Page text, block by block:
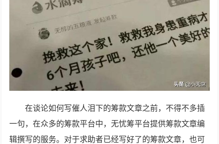
在谈论如何写催人泪下的筹款文章之前，不得不多插
一句，在众多的筹款平台中，无忧筹平台提供筹款文章编
辑撰写的服务。对于求助者已经写好了的筹款文章，也可